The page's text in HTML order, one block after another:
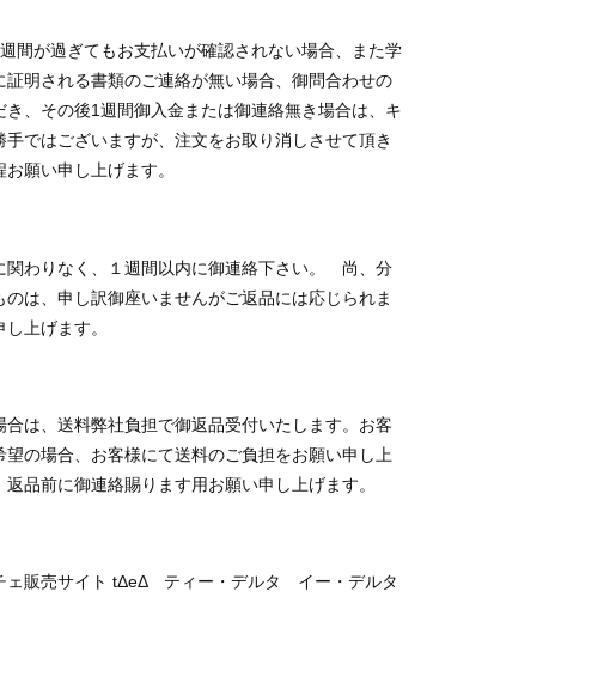
間が過ぎてもお支払いが確認されない場合、また学
明される書類のご連絡が無い場合、御問合わせの
き、その後1週間御入金または御連絡無き場合は、キ
ではございますが、注文をお取り消しさせて頂き
願い申し上げます。
関わりなく、１週間以内に御連絡下さい。 尚、分
は、申し訳御座いませんがご返品には応じられま
上げます。
は、送料弊社負担で御返品受付いたします。お客
の場合、お客様にて送料のご負担をお願い申し上
品前に御連絡賜ります用お願い申し上げます。
ェ販売サイト tΔeΔ ティー・デルタ イー・デルタ